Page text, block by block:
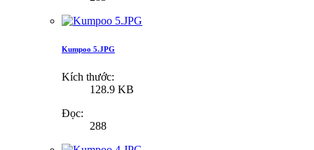
Kumpoo 5.JPG
Kích thước:
128.9 KB
Đọc:
288